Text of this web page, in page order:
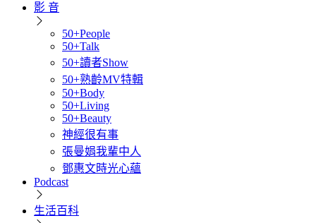
影 音
50+People
50+Talk
50+讀者Show
50+熟齡MV特輯
50+Body
50+Living
50+Beauty
神經很有事
張曼娟我輩中人
鄧惠文時光心蘊
Podcast
生活百科